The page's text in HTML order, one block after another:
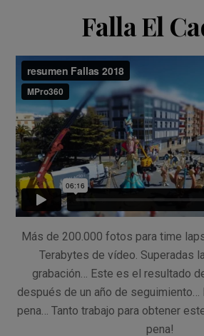
Falla El
Más de 200.000 fotos para time
Terabytes de vídeo. Superadas
grabación… Este es el resultado
después de un año de seguimiento…
pena… Tanto trabajo para obtener
pena!